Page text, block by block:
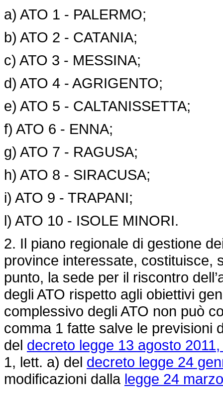
a) ATO 1 - PALERMO;
b) ATO 2 - CATANIA;
c) ATO 3 - MESSINA;
d) ATO 4 - AGRIGENTO;
e) ATO 5 - CALTANISSETTA;
f) ATO 6 - ENNA;
g) ATO 7 - RAGUSA;
h) ATO 8 - SIRACUSA;
i) ATO 9 - TRAPANI;
l) ATO 10 - ISOLE MINORI.
2. Il piano regionale di gestione
province interessate, costituisce,
punto, la sede per il riscontro
degli ATO rispetto agli obiettivi
complessivo degli ATO non può
comma 1 fatte salve le previsioni
del decreto legge 13 agosto
1, lett. a) del decreto legge 24
modificazioni dalla legge 24